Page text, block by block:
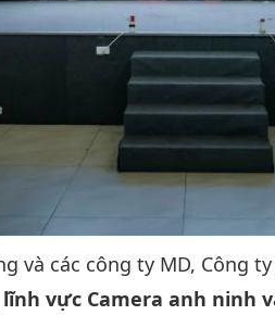
và các công ty MD, Công
vực Camera anh ninh